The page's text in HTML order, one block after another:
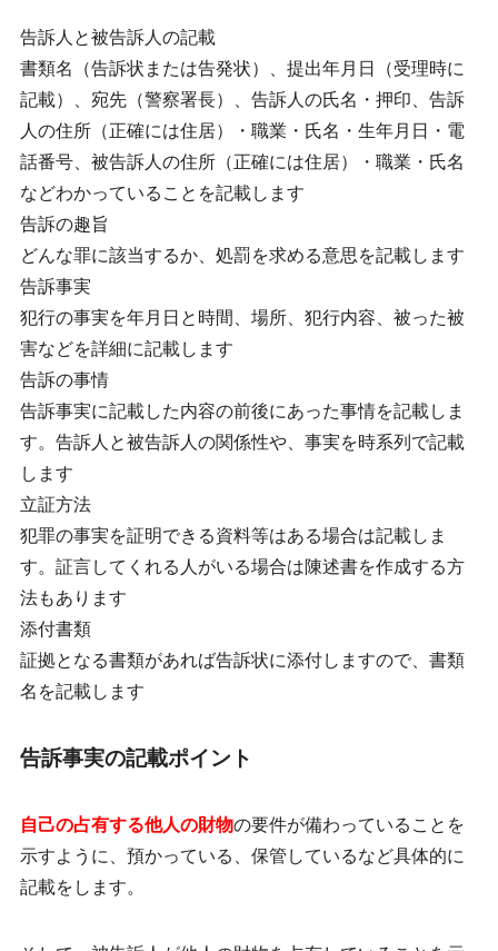
告訴人と被告訴人の記載
書類名（告訴状または告発状）、提出年月日（受理時に
記載）、宛先（警察署長）、告訴人の氏名・押印、告訴
人の住所（正確には住居）・職業・氏名・生年月日・電
話番号、被告訴人の住所（正確には住居）・職業・氏名
などわかっていることを記載します
告訴の趣旨
どんな罪に該当するか、処罰を求める意思を記載します
告訴事実
犯行の事実を年月日と時間、場所、犯行内容、被った被
害などを詳細に記載します
告訴の事情
告訴事実に記載した内容の前後にあった事情を記載しま
す。告訴人と被告訴人の関係性や、事実を時系列で記載
します
立証方法
犯罪の事実を証明できる資料等はある場合は記載しま
す。証言してくれる人がいる場合は陳述書を作成する方
法もあります
添付書類
証拠となる書類があれば告訴状に添付しますので、書類
名を記載します
告訴事実の記載ポイント
自己の占有する他人の財物の要件が備わっていることを
示すように、預かっている、保管しているなど具体的に
記載をします。